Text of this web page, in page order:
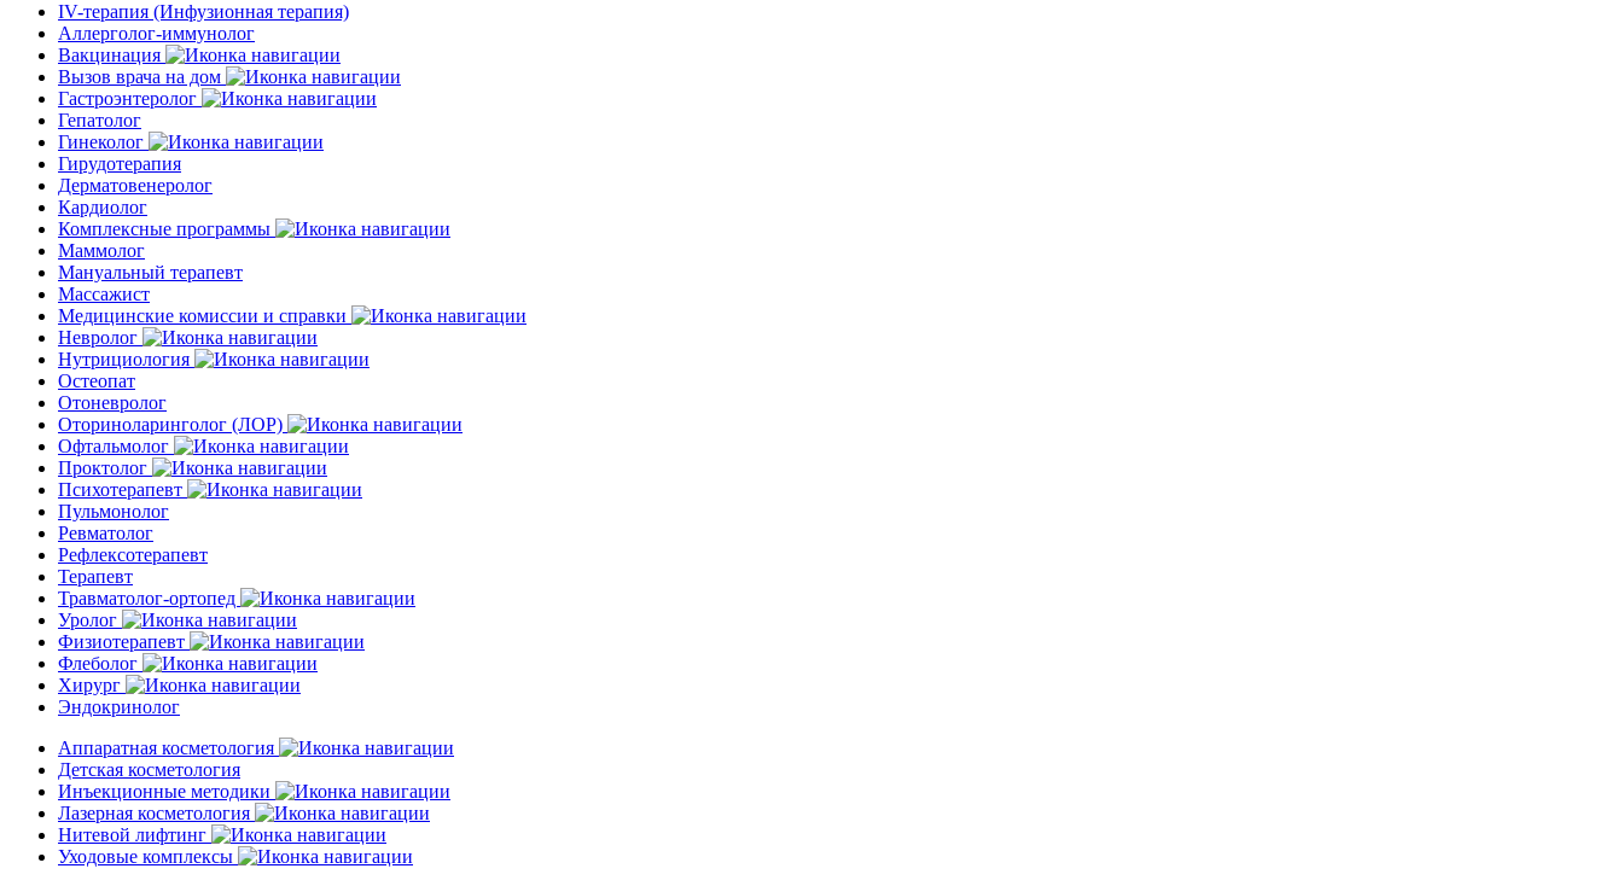
IV-терапия (Инфузионная терапия)
Аллерголог-иммунолог
Вакцинация
Вызов врача на дом
Гастроэнтеролог
Гепатолог
Гинеколог
Гирудотерапия
Дерматовенеролог
Кардиолог
Комплексные программы
Маммолог
Мануальный терапевт
Массажист
Медицинские комиссии и справки
Невролог
Нутрициология
Остеопат
Отоневролог
Оториноларинголог (ЛОР)
Офтальмолог
Проктолог
Психотерапевт
Пульмонолог
Ревматолог
Рефлексотерапевт
Терапевт
Травматолог-ортопед
Уролог
Физиотерапевт
Флеболог
Хирург
Эндокринолог
Аппаратная косметология
Детская косметология
Инъекционные методики
Лазерная косметология
Нитевой лифтинг
Уходовые комплексы